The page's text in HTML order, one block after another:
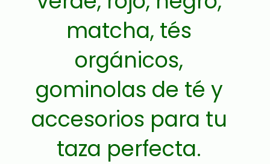
matcha, tés
orgánicos,
gominolas de té y
accesorios para tu
taza perfecta.